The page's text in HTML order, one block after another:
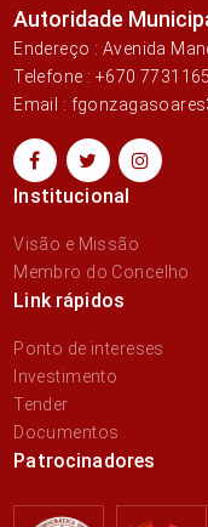
Autoridade
Endereço : Avenida
Telefone : +670
Email :
Institucional
Visão e Missão
Membro do Concelho
Link rápidos
Ponto de intereses
Investimento
Tender
Documentos
Patrocinadores